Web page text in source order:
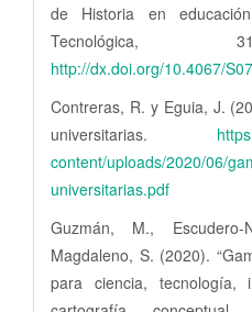
de Historia en
Tecnológica,
http://dx.doi.org/10.4067/
Contreras, R. y Eguia, J.
universitarias.
content/uploads/2020/06/
universitarias.pdf
Guzmán, M.,
Magdaleno, S. (2020).
para ciencia, tecnología,